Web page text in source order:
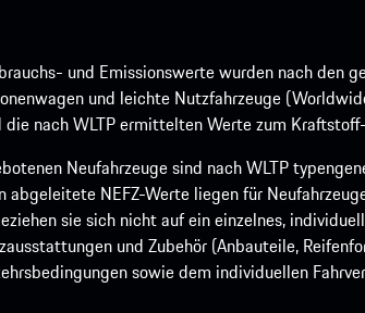
und Emissionswerte wurden nach
und leichte Nutzfahrzeuge
nach WLTP ermittelten Werte zum
Neufahrzeuge sind nach WLTP
abgeleitete NEFZ-Werte liegen für
sie sich nicht auf ein einzelnes,
und Zubehör (Anbauteile,
sowie dem individuellen